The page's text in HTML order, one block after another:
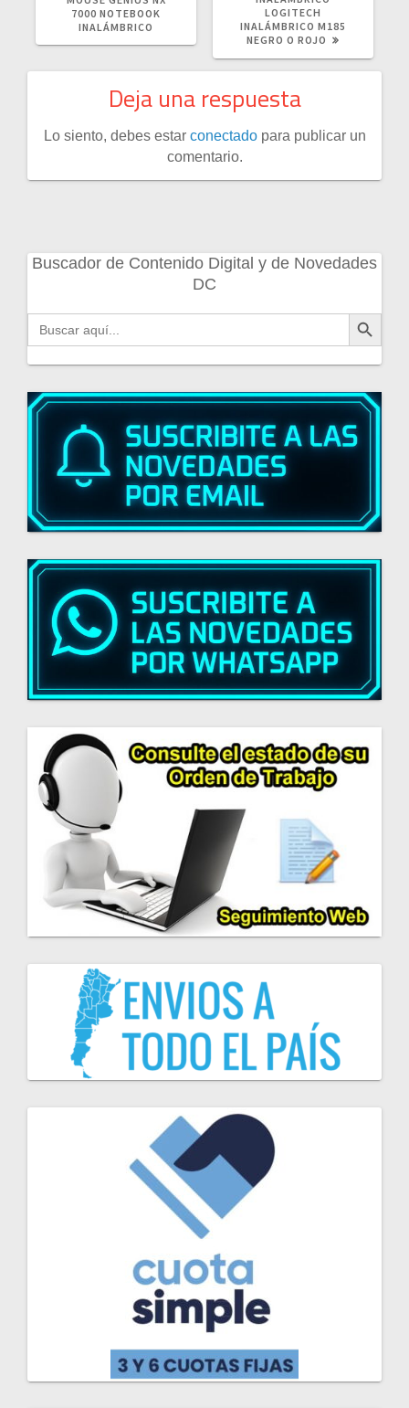
7000 NOTEBOOK
INALÁMBRICO
LOGITECH
INALÁMBRICO M185
NEGRO O ROJO
Deja una respuesta
Lo siento, debes estar conectadopara publicar un
comentario.
Buscador de Contenido Digital y de Novedades
DC
Buscar: Botón de búsqueda